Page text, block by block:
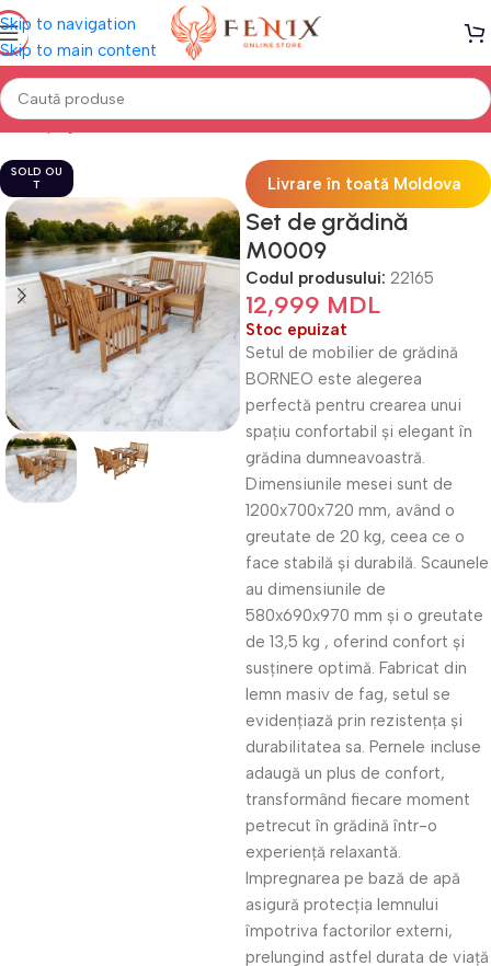
Skip to navigation
Skip to main content
Prima pagină Mobilă TERASĂ & GRĂDINĂ Seturi Terasă
SOLD OU
T
Livrare în toată Moldova
Set de grădină
M0009
Codul produsului: 22165
12,999 MDL
Stoc epuizat
Setul de mobilier de grădină
BORNEO este alegerea
perfectă pentru crearea unui
spațiu confortabil și elegant în
grădina dumneavoastră.
Dimensiunile mesei sunt de
1200x700x720 mm, având o
greutate de 20 kg, ceea ce o
face stabilă și durabilă. Scaunele
au dimensiunile de
580x690x970 mm și o greutate
de 13,5 kg , oferind confort și
susținere optimă. Fabricat din
lemn masiv de fag, setul se
evidențiază prin rezistența și
durabilitatea sa. Pernele incluse
adaugă un plus de confort,
transformând fiecare moment
petrecut în grădină într-o
experiență relaxantă.
Impregnarea pe bază de apă
asigură protecția lemnului
împotriva factorilor externi,
prelungind astfel durata de viață